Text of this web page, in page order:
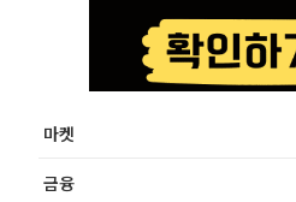
마켓
금융